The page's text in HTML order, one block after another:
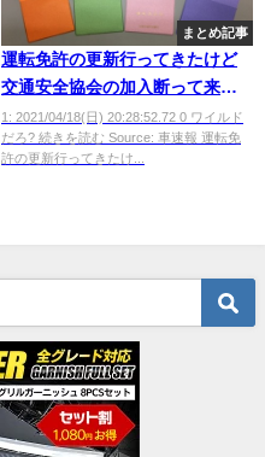
まとめ記事
運転免許の更新行ってきたけど
交通安全協会の加入断って来た
ぜｗｗｗｗｗ
1: 2021/04/18(日) 20:28:52.72 0 ワイルド
だろ? 続きを読む Source: 車速報 運転免
許の更新行ってきたけ...